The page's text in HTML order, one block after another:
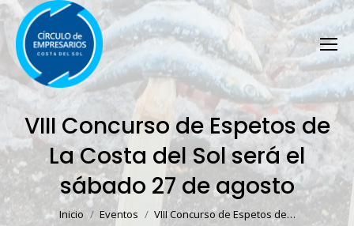
VIII Concurso de Espetos de
La Costa del Sol será el
sábado 27 de agosto
Estás aquí:
Inicio Eventos VIII Concurso de Espetos de…